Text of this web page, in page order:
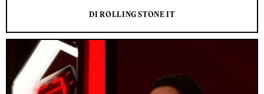
DI ROLLING STONE IT